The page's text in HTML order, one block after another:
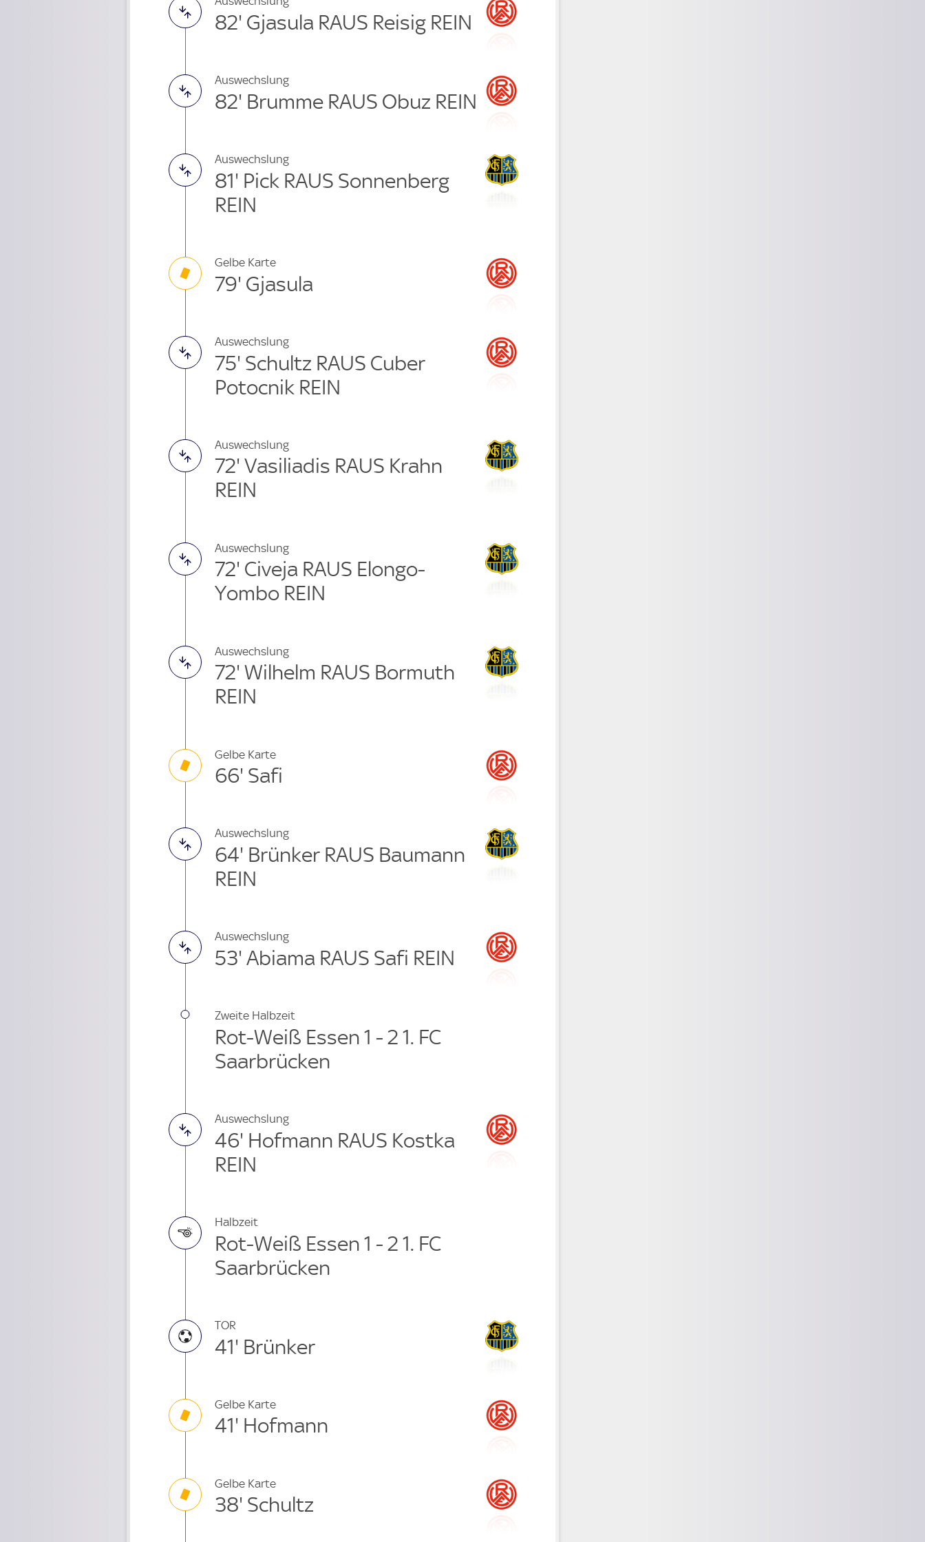
82' Gjasula RAUS Reisig REIN
Auswechslung
82' Brumme RAUS Obuz REIN
Auswechslung
81' Pick RAUS Sonnenberg
REIN
Gelbe Karte
79' Gjasula
Auswechslung
75' Schultz RAUS Cuber
Potocnik REIN
Auswechslung
72' Vasiliadis RAUS Krahn
REIN
Auswechslung
72' Civeja RAUS Elongo-
Yombo REIN
Auswechslung
72' Wilhelm RAUS Bormuth
REIN
Gelbe Karte
66' Safi
Auswechslung
64' Brünker RAUS Baumann
REIN
Auswechslung
53' Abiama RAUS Safi REIN
Zweite Halbzeit
Rot-Weiß Essen 1 - 2 1. FC
Saarbrücken
Auswechslung
46' Hofmann RAUS Kostka
REIN
Halbzeit
Rot-Weiß Essen 1 - 2 1. FC
Saarbrücken
TOR
41' Brünker
Gelbe Karte
41' Hofmann
Gelbe Karte
38' Schultz